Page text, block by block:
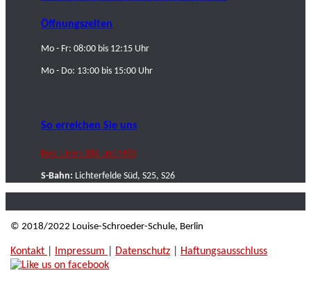
Öffnungszeiten
Mo - Fr: 08:00 bis 12:15 Uhr
Mo - Do: 13:00 bis 15:00 Uhr
So erreichen Sie uns
Bus: Linien 184 und M85
S-Bahn: Lichterfelde Süd, S25, S26
© 2018/2022 Louise-Schroeder-Schule, Berlin
Kontakt Impressum Datenschutz Haftungsausschluss